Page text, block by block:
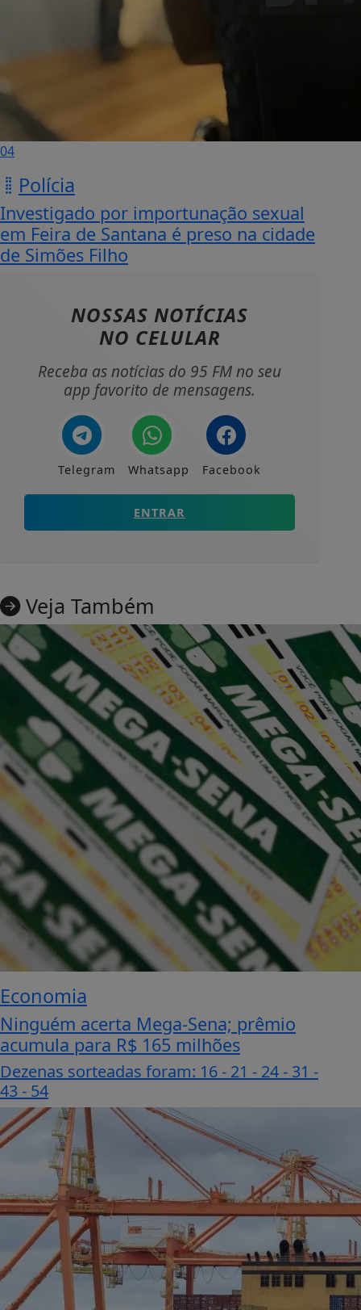
04
Polícia
Investigado por importunação sexual
em Feira de Santana é preso na cidade
de Simões Filho
NOSSAS NOTÍCIAS
NO CELULAR
Receba as notícias do 95 FM no seu
app favorito de mensagens.
Telegram Whatsapp Facebook
ENTRAR
Veja Também
Economia
Ninguém acerta Mega-Sena; prêmio
acumula para R$ 165 milhões
Dezenas sorteadas foram: 16 - 21 - 24 - 31 -
43 - 54